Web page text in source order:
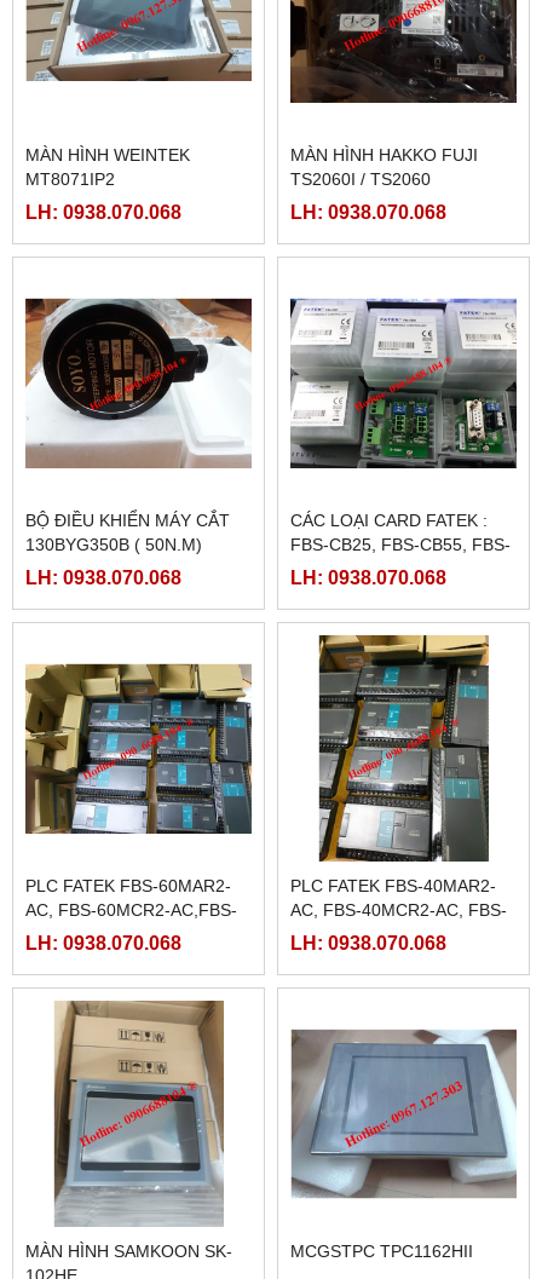
MÀN HÌNH WEINTEK
MT8071IP2
LH: 0938.070.068
MÀN HÌNH HAKKO FUJI
TS2060I / TS2060
LH: 0938.070.068
BỘ ĐIỀU KHIỂN MÁY CẮT
130BYG350B ( 50N.M)
LH: 0938.070.068
CÁC LOẠI CARD FATEK :
FBS-CB25, FBS-CB55, FBS-
CB2, FBS-CB5
LH: 0938.070.068
PLC FATEK FBS-60MAR2-
AC, FBS-60MCR2-AC,FBS-
60MAT2-AC, FBS-60MCT2-
LH: 0938.070.068
PLC FATEK FBS-40MAR2-
AC, FBS-40MCR2-AC, FBS-
40MCRT-AC, FBS-40MART-
LH: 0938.070.068
MÀN HÌNH SAMKOON SK-
102HE
MCGSTPC TPC1162HII